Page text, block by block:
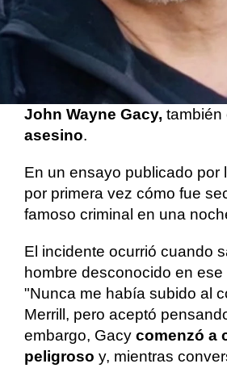
Publicado: 25 de octubre de 2024, 13:10
Jack Merrill
, conocido por
Anatomía de Grey
o Ley y
revelación sobre su
John Wayne Gacy, también
asesino.
En un ensayo publicado por
por primera vez cómo fue
famoso criminal en una
El incidente ocurrió cuando
hombre desconocido en
"Nunca me había subido al
Merrill, pero aceptó
embargo, Gacy comenzó a
peligroso y, mientras